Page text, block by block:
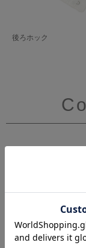
後ろホック